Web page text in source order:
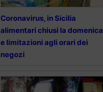
Coronavirus, in Sicilia
alimentari chiusi la domenica
e limitazioni agli orari dei
negozi